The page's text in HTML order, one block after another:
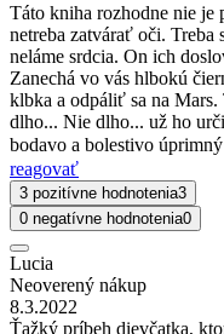
Táto kniha rozhodne nie je
netreba zatvárať oči.
neláme srdcia. On ich
Zanechá vo vás hlbokú
klbka a odpáliť sa na Mars.
dlho... Nie dlho... už ho
bodavo a bolestivo
reagovať
3 pozitívne hodnotenia3
0 negatívne hodnotenia0
Lucia
Neoverený nákup
8.3.2022
Ťažký príbeh dievčatka,